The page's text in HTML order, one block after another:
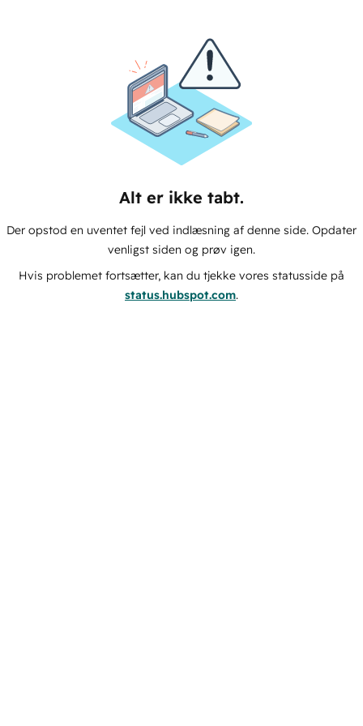
Alt er ikke tabt.
Der opstod en uventet fejl ved indlæsning af denne side. Opdater
venligst siden og prøv igen.
Hvis problemet fortsætter, kan du tjekke vores statusside på
status.hubspot.com.